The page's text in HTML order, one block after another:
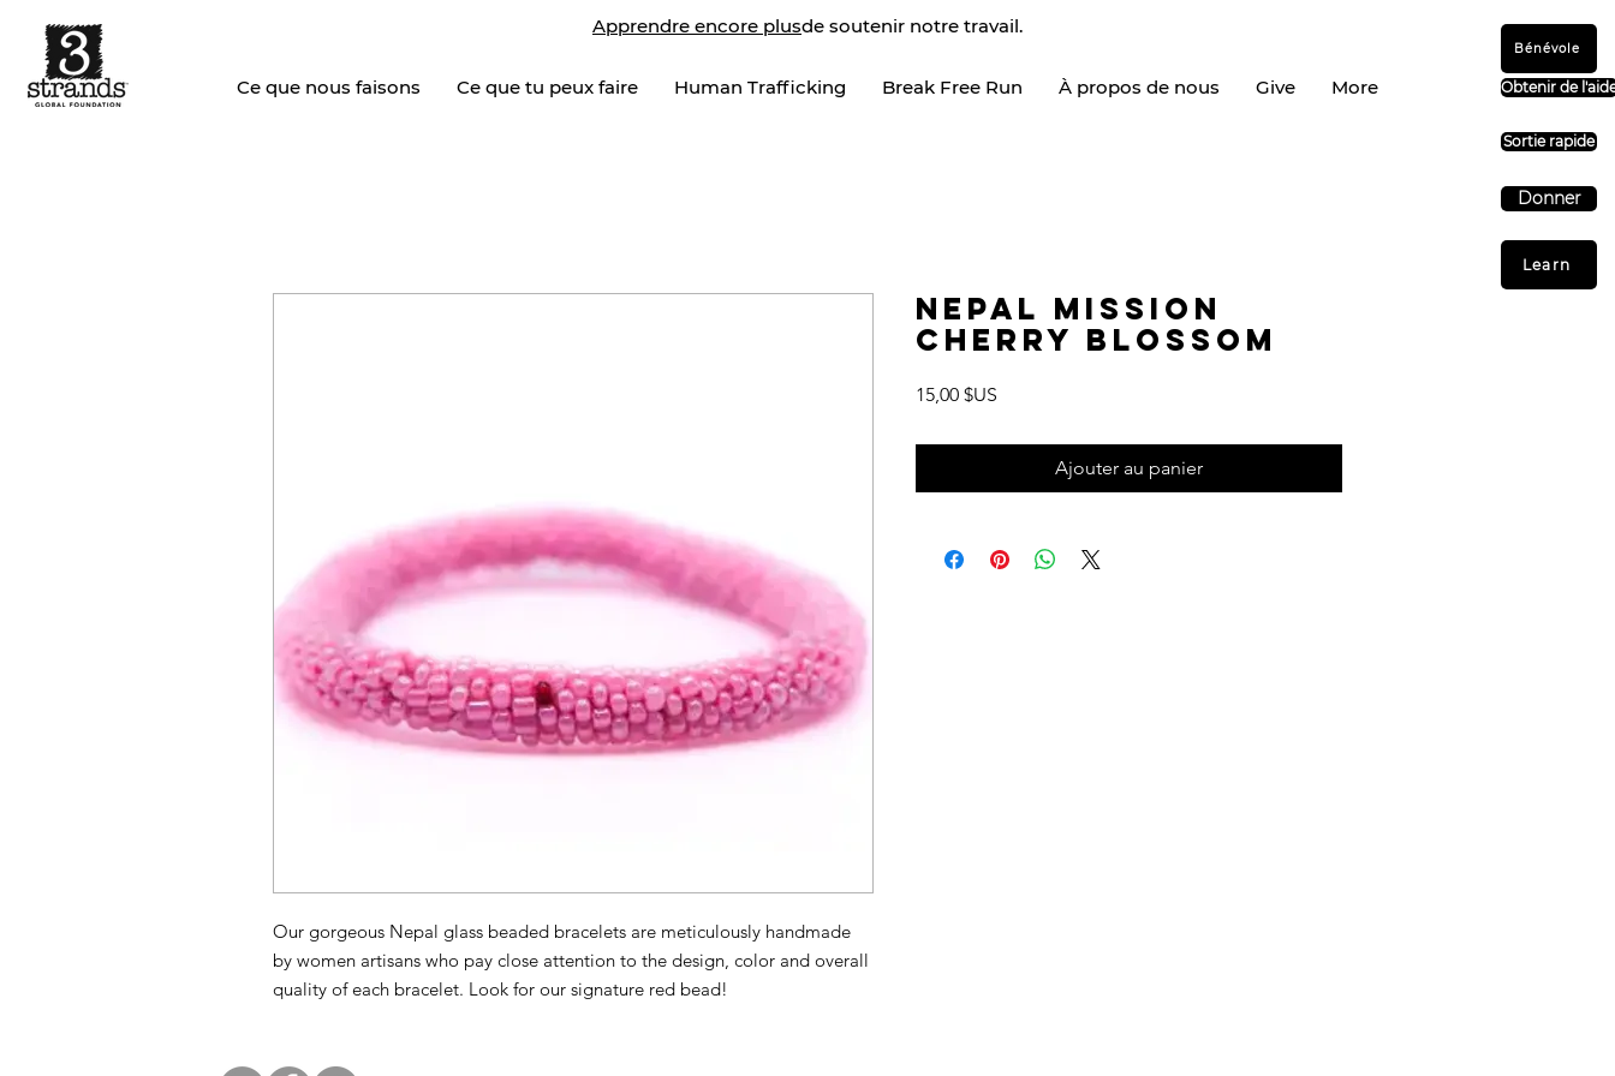
Learn
Sortie rapide
Obtenir de
Donner
Bénévole
Apprendre encore plusde soutenir notre travail.
Ce que nous faisons Ce que tu peux faire Human Trafficking Break Free Run À propos de nous Give More
Our gorgeous Nepal glass beaded bracelets are meticulously handmade
by women artisans who pay close attention to the design, color and overall
quality of each bracelet. Look for our signature red bead!
Nepal Mission
Cherry Blossom
15,00 $US
Ajouter au panier